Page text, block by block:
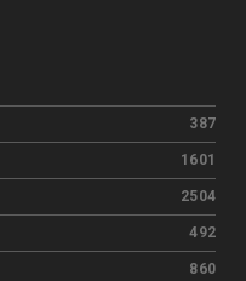
387
1601
2504
492
860